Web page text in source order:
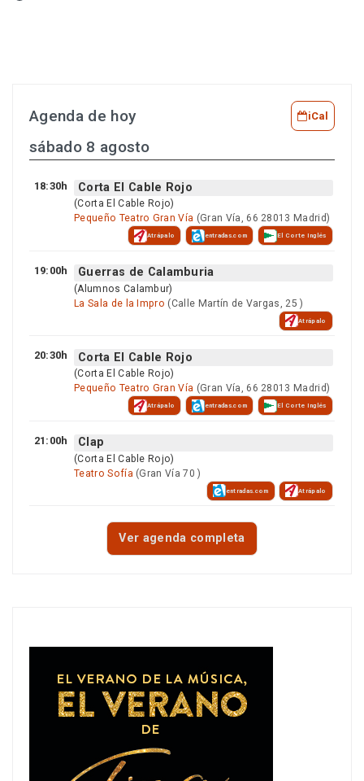
Agenda de hoy iCal
sábado 8 agosto
18:30h Corta El Cable Rojo
(Corta El Cable Rojo)
Pequeño Teatro Gran Vía (Gran Vía, 66 28013 Madrid)
Atrápalo entradas.com El Corte Inglés
19:00h Guerras de Calamburia
(Alumnos Calambur)
La Sala de la Impro (Calle Martín de Vargas, 25 )
Atrápalo
20:30h Corta El Cable Rojo
(Corta El Cable Rojo)
Pequeño Teatro Gran Vía (Gran Vía, 66 28013 Madrid)
Atrápalo entradas.com El Corte Inglés
21:00h Clap
(Corta El Cable Rojo)
Teatro Sofía (Gran Vía 70 )
entradas.com Atrápalo
Ver agenda completa